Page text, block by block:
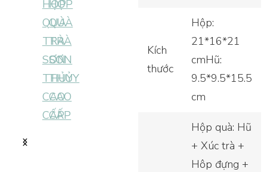
Kích
thước
Hộp:
21*16*21
cmHũ:
9.5*9.5*15.5
cm
Hộp quà: Hũ
+ Xúc trà +
Hôp đựng +